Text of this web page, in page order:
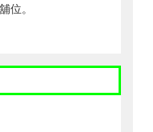
位。